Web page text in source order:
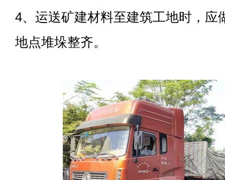
4、运送矿建材料至建筑工地时，应
地点堆垛整齐。